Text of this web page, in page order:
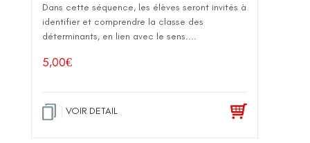
Dans cette séquence, les élèves seront invités à
identifier et comprendre la classe des
déterminants, en lien avec le sens....
5,00€
VOIR DETAIL